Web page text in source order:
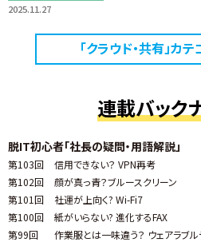
2025.11.27
「クラウド・共有」カ
連載バック
脱IT初心者「社長の疑問・用語解説」
第103回 信用できない？ VPN再考
第102回
顔が真っ青？ブルースクリーン
第101回
社運が上向く? Wi-Fi7
第100回
紙がいらない? 進化するFAX
第99回
作業服とは一味違う？ ウェアラブル